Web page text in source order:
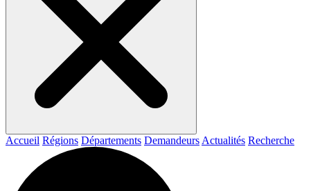
Accueil Régions Départements Demandeurs Actualités Recherche